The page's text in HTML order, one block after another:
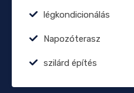
légkondicionálás
Napozóterasz
szilárd építés